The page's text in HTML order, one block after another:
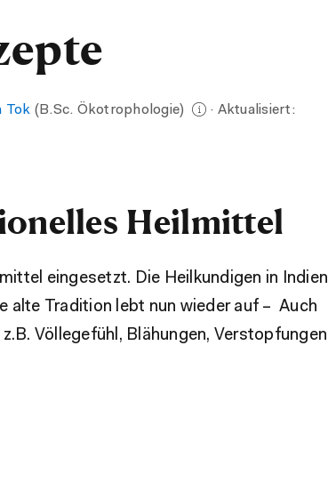
Tok (B.Sc. Ökotrophologie)
· Aktualisiert:
Heilmittel
eingesetzt. Die Heilkundigen in Indien
alte Tradition lebt nun wieder auf – Auch
Völlegefühl, Blähungen, Verstopfungen